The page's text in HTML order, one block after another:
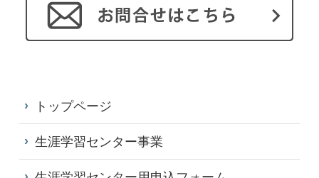
トップページ
生涯学習センター事業